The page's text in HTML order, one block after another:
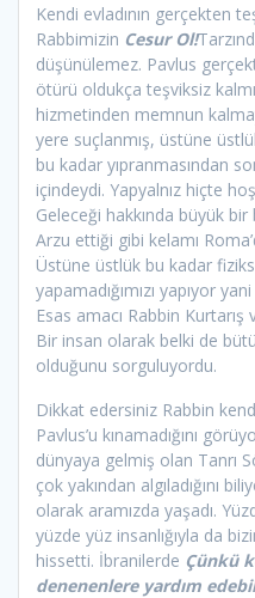
Kendi evladının gerçekten
Rabbimizin Cesur Ol!
düşünülemez. Pavlus
ötürü oldukça teşviksiz
hizmetinden memnun
yere suçlanmış, üstüne
bu kadar yıpranmasından
içindeydi. Yapyalnız hiçte
Geleceği hakkında büyük
Arzu ettiği gibi kelamı
Üstüne üstlük bu kadar
yapamadığımızı yapıyor
Esas amacı Rabbin
Bir insan olarak belki de
olduğunu sorguluyordu.
Dikkat edersiniz Rabbin
Pavlus’u kınamadığını
dünyaya gelmiş olan Tanrı
çok yakından algıladığını
olarak aramızda yaşadı.
yüzde yüz insanlığıyla da
hissetti. İbranilerde Çünkü
denenenlere yardım